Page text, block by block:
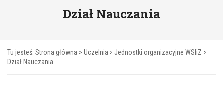
Dział Nauczania
Tu jesteś: Strona główna > Uczelnia > Jednostki organizacyjne WSIiZ >
Dział Nauczania